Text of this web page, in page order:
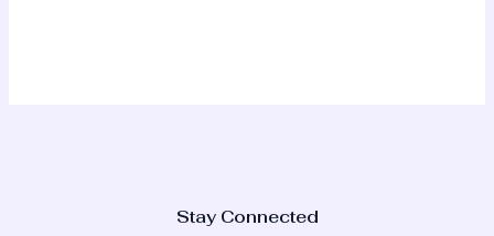
Stay Connected